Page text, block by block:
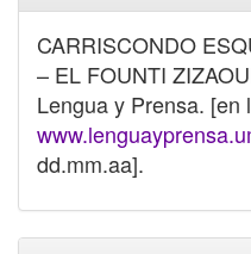
CARRISCONDO
– EL FOUNTI
Lengua y Prensa. [en
dd.mm.aa].